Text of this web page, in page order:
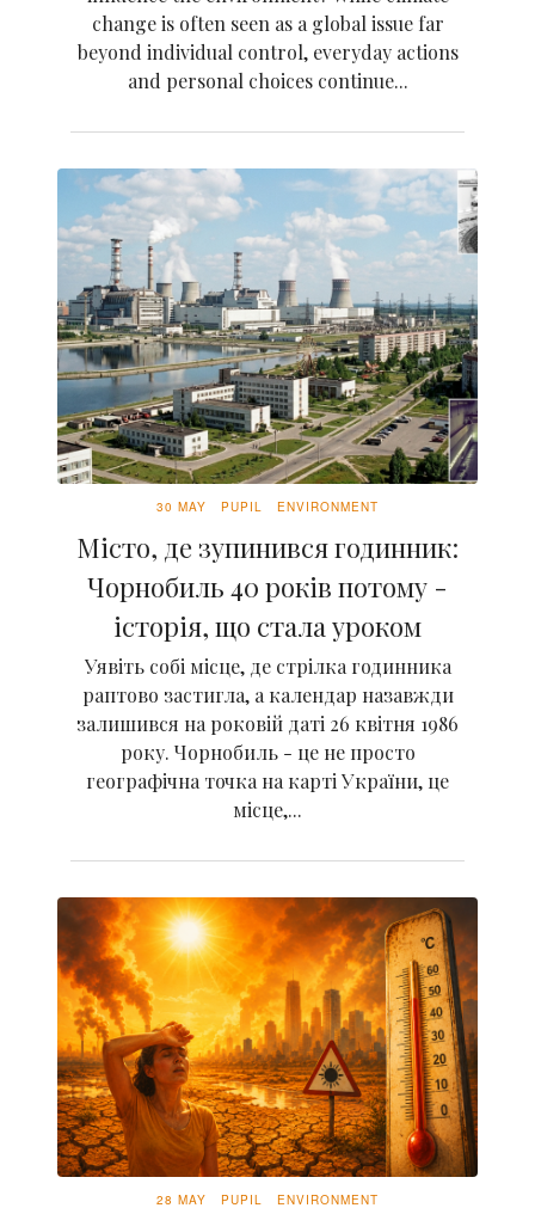
change is often seen as a global issue far
beyond individual control, everyday actions
and personal choices continue...
30 MAY PUPIL ENVIRONMENT
Місто, де зупинився годинник:
Чорнобиль 40 років потому -
історія, що стала уроком
Уявіть собі місце, де стрілка годинника
раптово застигла, а календар назавжди
залишився на роковій даті 26 квітня 1986
року. Чорнобиль - це не просто
географічна точка на карті України, це
місце,...
28 MAY PUPIL ENVIRONMENT